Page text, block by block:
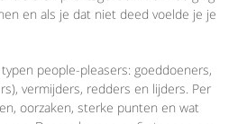
en als je dat niet deed voelde je je
people-pleasers: goeddoeners,
vermijders, redders en lijders. Per
oorzaken, sterke punten en wat